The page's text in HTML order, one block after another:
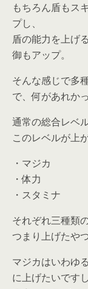
もちろん盾もス
プし、
盾の能力を上げ
御もアップ。
そんな感じで多
で、何があれかっ
通常の総合レベ
このレベルが上
・マジカ
・体力
・スタミナ
それぞれ三種類
つまり上げたや
マジカはいわゆ
に上げたいですし